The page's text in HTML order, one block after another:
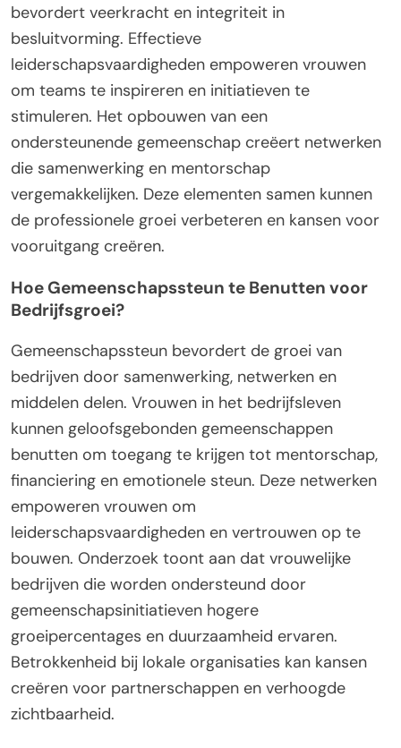
bevordert veerkracht en integriteit in
besluitvorming. Effectieve
leiderschapsvaardigheden empoweren vrouwen
om teams te inspireren en initiatieven te
stimuleren. Het opbouwen van een
ondersteunende gemeenschap creëert netwerken
die samenwerking en mentorschap
vergemakkelijken. Deze elementen samen kunnen
de professionele groei verbeteren en kansen voor
vooruitgang creëren.
Hoe Gemeenschapssteun te Benutten voor
Bedrijfsgroei?
Gemeenschapssteun bevordert de groei van
bedrijven door samenwerking, netwerken en
middelen delen. Vrouwen in het bedrijfsleven
kunnen geloofsgebonden gemeenschappen
benutten om toegang te krijgen tot mentorschap,
financiering en emotionele steun. Deze netwerken
empoweren vrouwen om
leiderschapsvaardigheden en vertrouwen op te
bouwen. Onderzoek toont aan dat vrouwelijke
bedrijven die worden ondersteund door
gemeenschapsinitiatieven hogere
groeipercentages en duurzaamheid ervaren.
Betrokkenheid bij lokale organisaties kan kansen
creëren voor partnerschappen en verhoogde
zichtbaarheid.